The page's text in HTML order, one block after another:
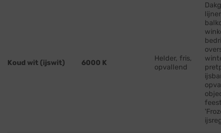
Koud wit (ijswit) 6000 K
Helder, fris,
opvallend